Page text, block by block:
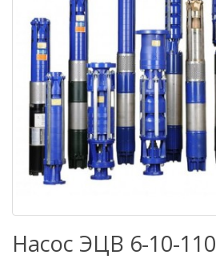
Насос ЭЦВ 6-10-110